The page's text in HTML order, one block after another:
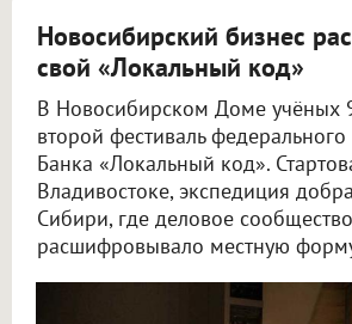
Новосибирский бизнес
свой «Локальный код»
В Новосибирском Доме учёных
второй фестиваль федерального
Банка «Локальный код».
Владивостоке, экспедиция
Сибири, где деловое сообщество
расшифровывало местную